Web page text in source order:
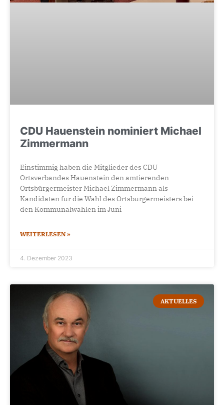
CDU Hauenstein nominiert Michael
Zimmermann
Einstimmig haben die Mitglieder des CDU
Ortsverbandes Hauenstein den amtierenden
Ortsbürgermeister Michael Zimmermann als
Kandidaten für die Wahl des Ortsbürgermeisters bei
den Kommunalwahlen im Juni
WEITERLESEN »
4. Dezember 2023
AKTUELLES